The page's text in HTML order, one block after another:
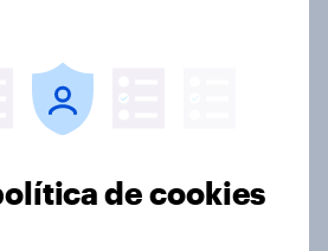
a 12pt
awareness with
de cookies